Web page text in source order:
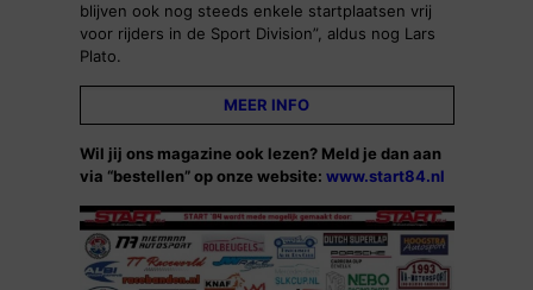
blijven ook nog steeds enkele startplaatsen vrij
voor rijders in de Sport Division”, aldus nog Lars
Plato.
MEER INFO
Wil jij ons magazine ook lezen? Meld je dan aan
via “bestellen” op onze website: www.start84.nl